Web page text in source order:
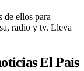
de ellos para
radio y tv. Lleva
El País